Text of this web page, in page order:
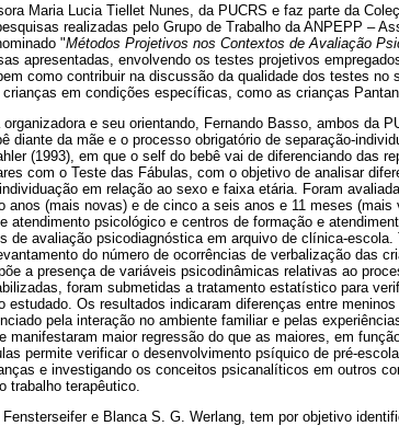
Maria Lucia Tiellet Nunes, da PUCRS e faz parte da
realizadas pelo Grupo de Trabalho da ANPEPP –
"Métodos Projetivos nos Contextos de Avaliação
apresentadas, envolvendo os testes projetivos
como contribuir na discussão da qualidade dos testes no
em condições específicas, como as crianças
e seu orientando, Fernando Basso, ambos da
diante da mãe e o processo obrigatório de separação-
(1993), em que o self do bebê vai de diferenciando das
com o Teste das Fábulas, com o objetivo de analisar
em relação ao sexo e faixa etária. Foram
anos (mais novas) e de cinco a seis anos e 11 meses (mais
atendimento psicológico e centros de formação e
de avaliação psicodiagnóstica em arquivo de clínica-escola.
do número de ocorrências de verbalização das
a presença de variáveis psicodinâmicas relativas ao
foram submetidas a tratamento estatístico para
Os resultados indicaram diferenças entre
pela interação no ambiente familiar e pelas
manifestaram maior regressão do que as maiores, em
permite verificar o desenvolvimento psíquico de pré-
e investigando os conceitos psicanalíticos em outros
trabalho terapêutico.
e Blanca S. G. Werlang, tem por objetivo